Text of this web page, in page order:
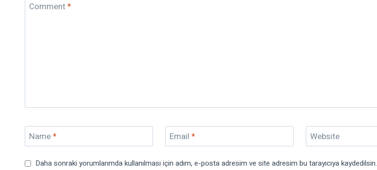
Comment*
Name* Email * Website
Daha sonraki yorumlarımda kullanılması için adım, e-posta adresim ve site adresim bu tarayıcıya kaydedilsin.